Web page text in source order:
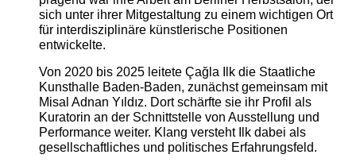
sich unter ihrer Mitgestaltung zu einem wichtigen Ort
für interdisziplinäre künstlerische Positionen
entwickelte.
Von 2020 bis 2025 leitete Çağla Ilk die Staatliche
Kunsthalle Baden-Baden, zunächst gemeinsam mit
Misal Adnan Yıldız. Dort schärfte sie ihr Profil als
Kuratorin an der Schnittstelle von Ausstellung und
Performance weiter. Klang versteht Ilk dabei als
gesellschaftliches und politisches Erfahrungsfeld.